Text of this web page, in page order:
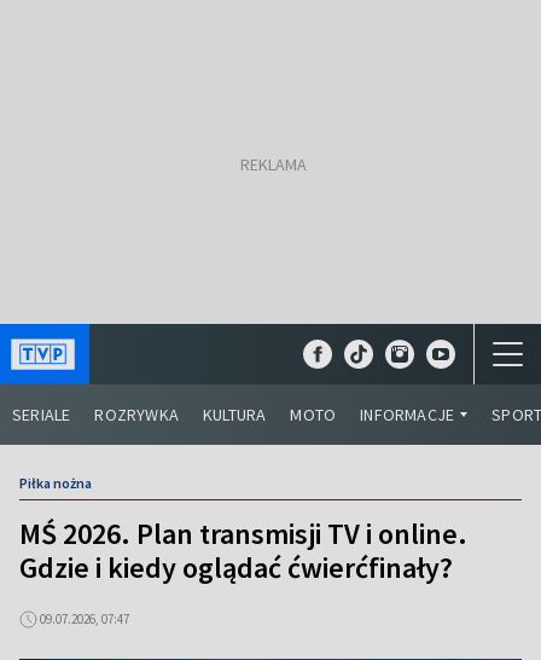
SERIALE ROZRYWKA KULTURA MOTO INFORMACJE
Piłka nożna
MŚ 2026. Plan transmisji TV i online.
Gdzie i kiedy oglądać ćwierćfinały?
09.07.2026, 07:47